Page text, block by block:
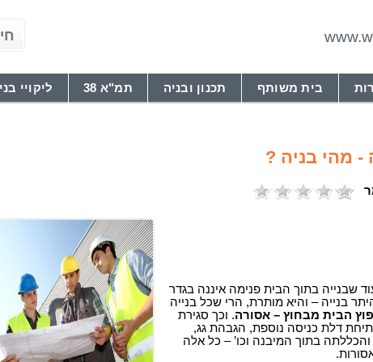
בית משותף תכנון ובניה תמ"א 38 ליקויי
- מהי בניה ?
שבנייה בתוך הבית פנימה איננה בגדר
בנייה – והיא מותרת, הרי שכל בנייה
הבית מבחוץ – אסורה. וכך סגירת
דלת כניסה נוספת, הגבהת גג,
בתוך המיבנה וכו’ – כל אלה